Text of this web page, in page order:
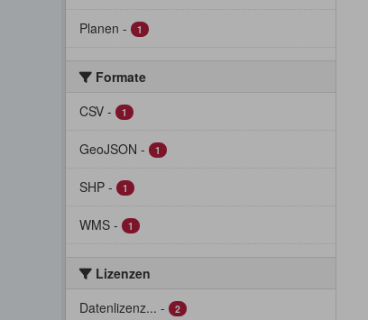
Planen - 1
Formate
CSV - 1
GeoJSON - 1
SHP - 1
WMS - 1
Lizenzen
Datenlizenz... - 2